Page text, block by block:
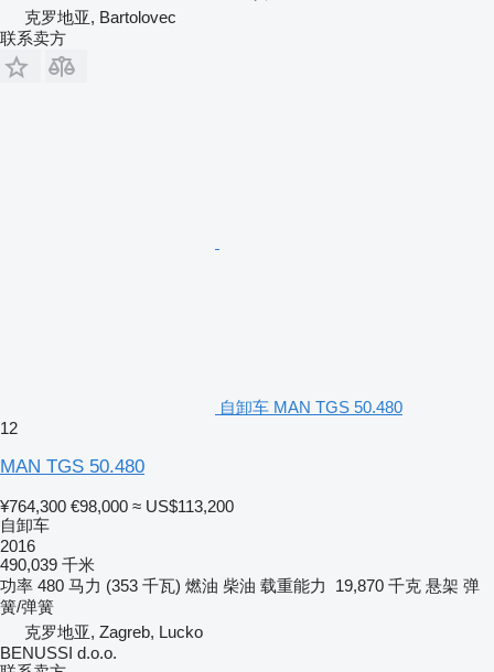
克罗地亚, Bartolovec
联系卖方
自卸车 MAN TGS 50.480
12
MAN TGS 50.480
¥764,300 €98,000 ≈ US$113,200
自卸车
2016
490,039 千米
功率 480 马力 (353 千瓦) 燃油 柴油 载重能力 19,870 千克 悬架 弹
簧/弹簧
克罗地亚, Zagreb, Lucko
BENUSSI d.o.o.